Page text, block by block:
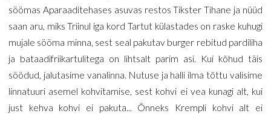
söömas Aparaaditehases asuvas restos Tikster Tihane ja nüüd
saan aru, miks Triinul iga kord Tartut külastades on raske kuhugi
mujale sööma minna, sest seal pakutav burger rebitud pardiliha
ja bataadifriikartulitega on lihtsalt parim asi. Kui kõhud täis
söödud, jalutasime vanalinna. Nutuse ja halli ilma tõttu valisime
linnatuuri asemel kohvitamise, sest kohvi ei vea kunagi alt, kui
just kehva kohvi ei pakuta... Õnneks Krempli kohvi alt ei